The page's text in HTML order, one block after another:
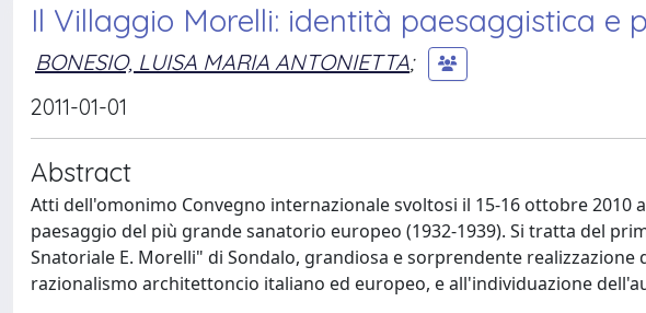
Il Villaggio Morelli: identità paesaggistica e
BONESIO, LUISA MARIA ANTONIETTA;
2011-01-01
Abstract
Atti dell'omonimo Convegno internazionale svoltosi il 15-16 ottobre 2010
paesaggio del più grande sanatorio europeo (1932-1939). Si tratta del
Snatoriale E. Morelli" di Sondalo, grandiosa e sorprendente
razionalismo architettoncio italiano ed europeo, e all'individuazione